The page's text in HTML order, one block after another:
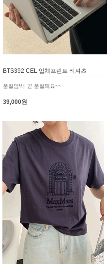
BTS392 CEL 입체프린트 티셔츠
품절임박! 곧 품절돼요~~
39,000원